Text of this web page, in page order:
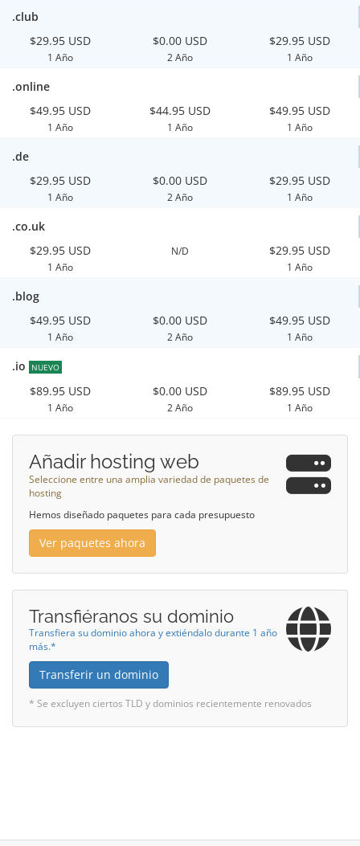
.club
$29.95 USD
1 Año
$0.00 USD
2 Año
$29.95 USD
1 Año
.online
$49.95 USD
1 Año
$44.95 USD
1 Año
$49.95 USD
1 Año
.de
$29.95 USD
1 Año
$0.00 USD
2 Año
$29.95 USD
1 Año
.co.uk
$29.95 USD
1 Año
N/D $29.95 USD
1 Año
.blog
$49.95 USD
1 Año
$0.00 USD
2 Año
$49.95 USD
1 Año
.io NUEVO
$89.95 USD
1 Año
$0.00 USD
2 Año
$89.95 USD
1 Año
Añadir hosting web
Seleccione entre una amplia variedad de paquetes de
hosting
Hemos diseñado paquetes para cada presupuesto
Ver paquetes ahora
Transfiéranos su dominio
Transfiera su dominio ahora y extiéndalo durante 1 año
más.*
Transferir un dominio
* Se excluyen ciertos TLD y dominios recientemente renovados